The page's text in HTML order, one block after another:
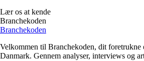
Lær os at kende
Branchekoden
Branchekoden
Velkommen til Branchekoden, dit
Danmark. Gennem analyser, interviews og